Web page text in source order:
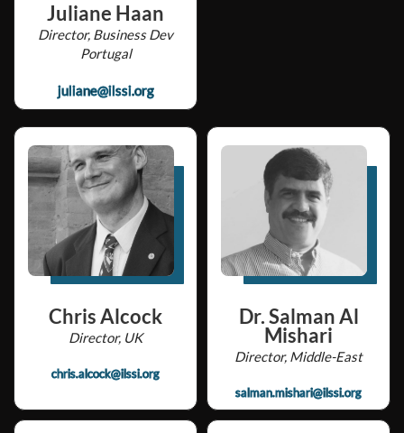
Juliane Haan
Director, Business Dev
Portugal
juliane@ilssi.org
Chris Alcock
Director, UK
chris.alcock@ilssi.org
Dr. Salman Al
Mishari
Director, Middle-East
salman.mishari@ilssi.org